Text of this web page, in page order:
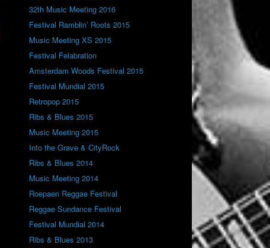
32th Music Meeting 2016
Festival Ramblin’ Roots 2015
Music Meeting XS 2015
Festival Felabration
Amsterdam Woods Festival 2015
Festival Mundial 2015
Retropop 2015
Ribs & Blues 2015
Music Meeting 2015
Into the Grave & CityRock
Ribs & Blues 2014
Music Meeting 2014
Roepaen Reggae Festival
Reggae Sundance Festival
Festival Mundial 2014
Ribs & Blues 2013